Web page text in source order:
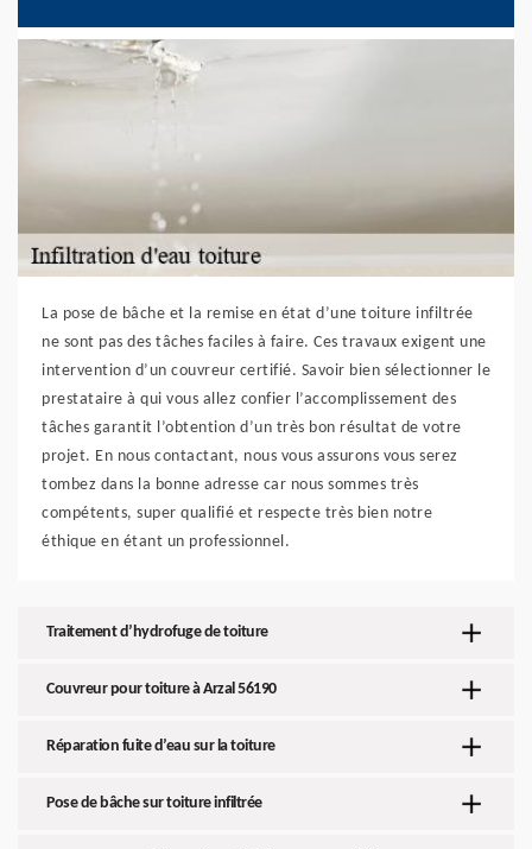
La pose de bâche et la remise en état d’une toiture infiltrée
ne sont pas des tâches faciles à faire. Ces travaux exigent une
intervention d’un couvreur certifié. Savoir bien sélectionner le
prestataire à qui vous allez confier l’accomplissement des
tâches garantit l’obtention d’un très bon résultat de votre
projet. En nous contactant, nous vous assurons vous serez
tombez dans la bonne adresse car nous sommes très
compétents, super qualifié et respecte très bien notre
éthique en étant un professionnel.
Traitement d’hydrofuge de toiture
Couvreur pour toiture à Arzal 56190
Réparation fuite d’eau sur la toiture
Pose de bâche sur toiture infiltrée